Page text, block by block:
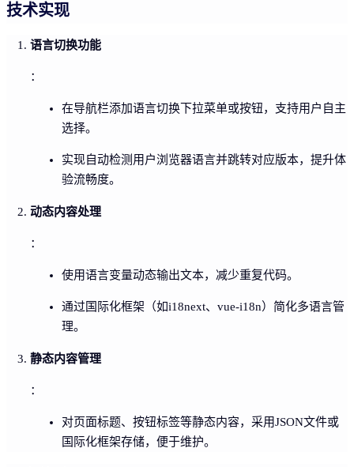
技术实现
语言切换功能
：
在导航栏添加语言切换下拉菜单或按钮，支持用户自主
选择。
实现自动检测用户浏览器语言并跳转对应版本，提升体
验流畅度。
动态内容处理
：
使用语言变量动态输出文本，减少重复代码。
通过国际化框架（如i18next、vue-i18n）简化多语言管
理。
静态内容管理
：
对页面标题、按钮标签等静态内容，采用JSON文件或
国际化框架存储，便于维护。